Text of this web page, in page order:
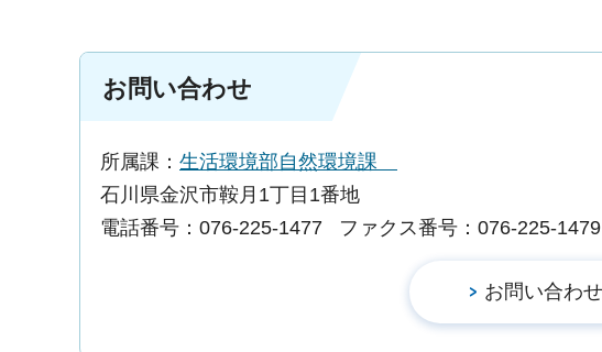
お問い合わせ
所属課： 生活環境部自然環境課
石川県金沢市鞍月1丁目1番地
電話番号：076-225-1477
ファクス番号：076-225-1479